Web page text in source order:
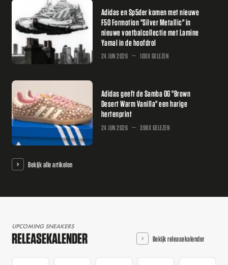
Adidas en Sp5der komen met nieuwe
F50 Formotion "Silver Metallic" in
nieuwe voetbalcollectie met Lamine
Yamal in de hoofdrol
24 JUN 2026 100X GELEZEN
Adidas geeft de Samba OG "Brown
Desert Warm Vanilla" een harige
hertenprint
24 JUN 2026 398X GELEZEN
Bekijk alle artikelen
UPCOMING SNEAKERS
RELEASEKALENDER Bekijk releasekalender